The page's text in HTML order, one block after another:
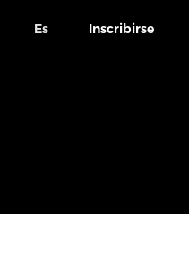
Es Inscribirse